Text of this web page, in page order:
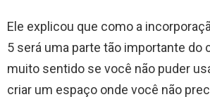
Ele explicou que como a
5 será uma parte tão importante do
muito sentido se você não puder
criar um espaço onde você não